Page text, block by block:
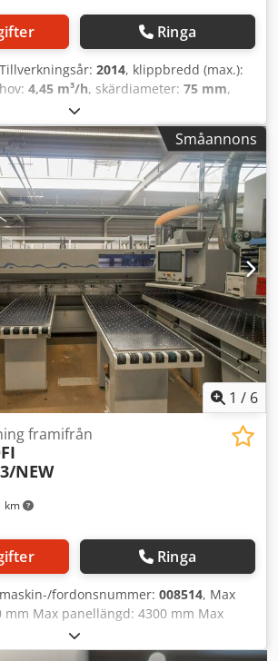
Ringa
2014, klippbredd (max.):
4,45 m³/h, skärdiameter: 75 mm,
Användbar skärlängd: 4 400 mm
Arbetshöjd: 890 mm Skärhöjd: 80
80 mm Csdpfsznw Tbsx Ahijrf
75 mm Gripstängning: 1 mm Antal
68 – 368 – 1 168 – 2 168 – 3
paketstyrka för sidoskjutare: 12
huvudsåg: 13,2 kW / 50 Hz Motor för
kW Diameter huvudsåg: 330 mm
180 mm Matningshastigheter
sågvagn: 1–150 m/min Returhastighet
m/min Bord och transportelement Antal
luftbord (2 000 x 510 mm): 4 Utsug
200 mm Övre utsugsstos: 75 mm
Spänning: 400 V / 50 Hz / 3-fas
XP - Borstlös sågvagn
Småannons
1 / 6
km
framifrån
NEW
Ringa
fordonsnummer: 008514, Max
Max panellängd: 4300 mm Max
95 mm Antal spänntänger: 7
Aoisf Andra flexibla nedhållare: ja